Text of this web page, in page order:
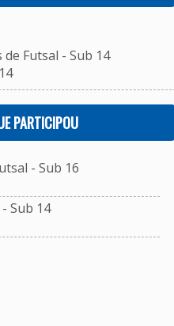
de Futsal - Sub 14
PARTICIPOU
- Sub 16
Sub 14